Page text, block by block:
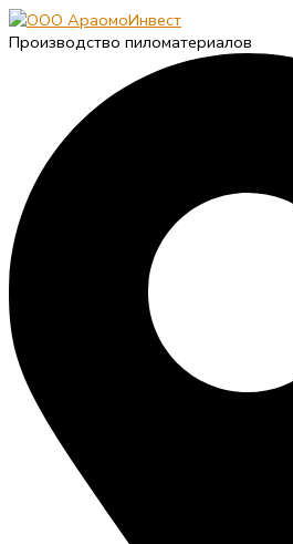
Производство пиломатериалов